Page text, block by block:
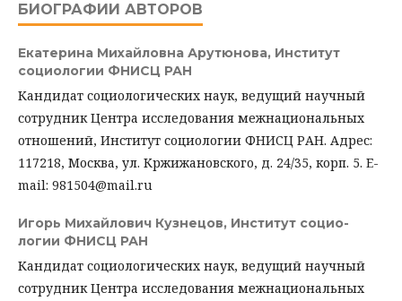
БИОГРАФИИ АВТОРОВ
Екатерина Михайловна Арутюнова, Институт
социологии ФНИСЦ РАН
Кандидат социологических наук, ведущий научный
сотрудник Центра исследования межнациональных
отношений, Институт социологии ФНИСЦ РАН. Адрес:
117218, Москва, ул. Кржижановского, д. 24/35, корп. 5. E-
mail: 981504@mail.ru
Игорь Михайлович Кузнецов, Институт социо-
логии ФНИСЦ РАН
Кандидат социологических наук, ведущий научный
сотрудник Центра исследования межнациональных